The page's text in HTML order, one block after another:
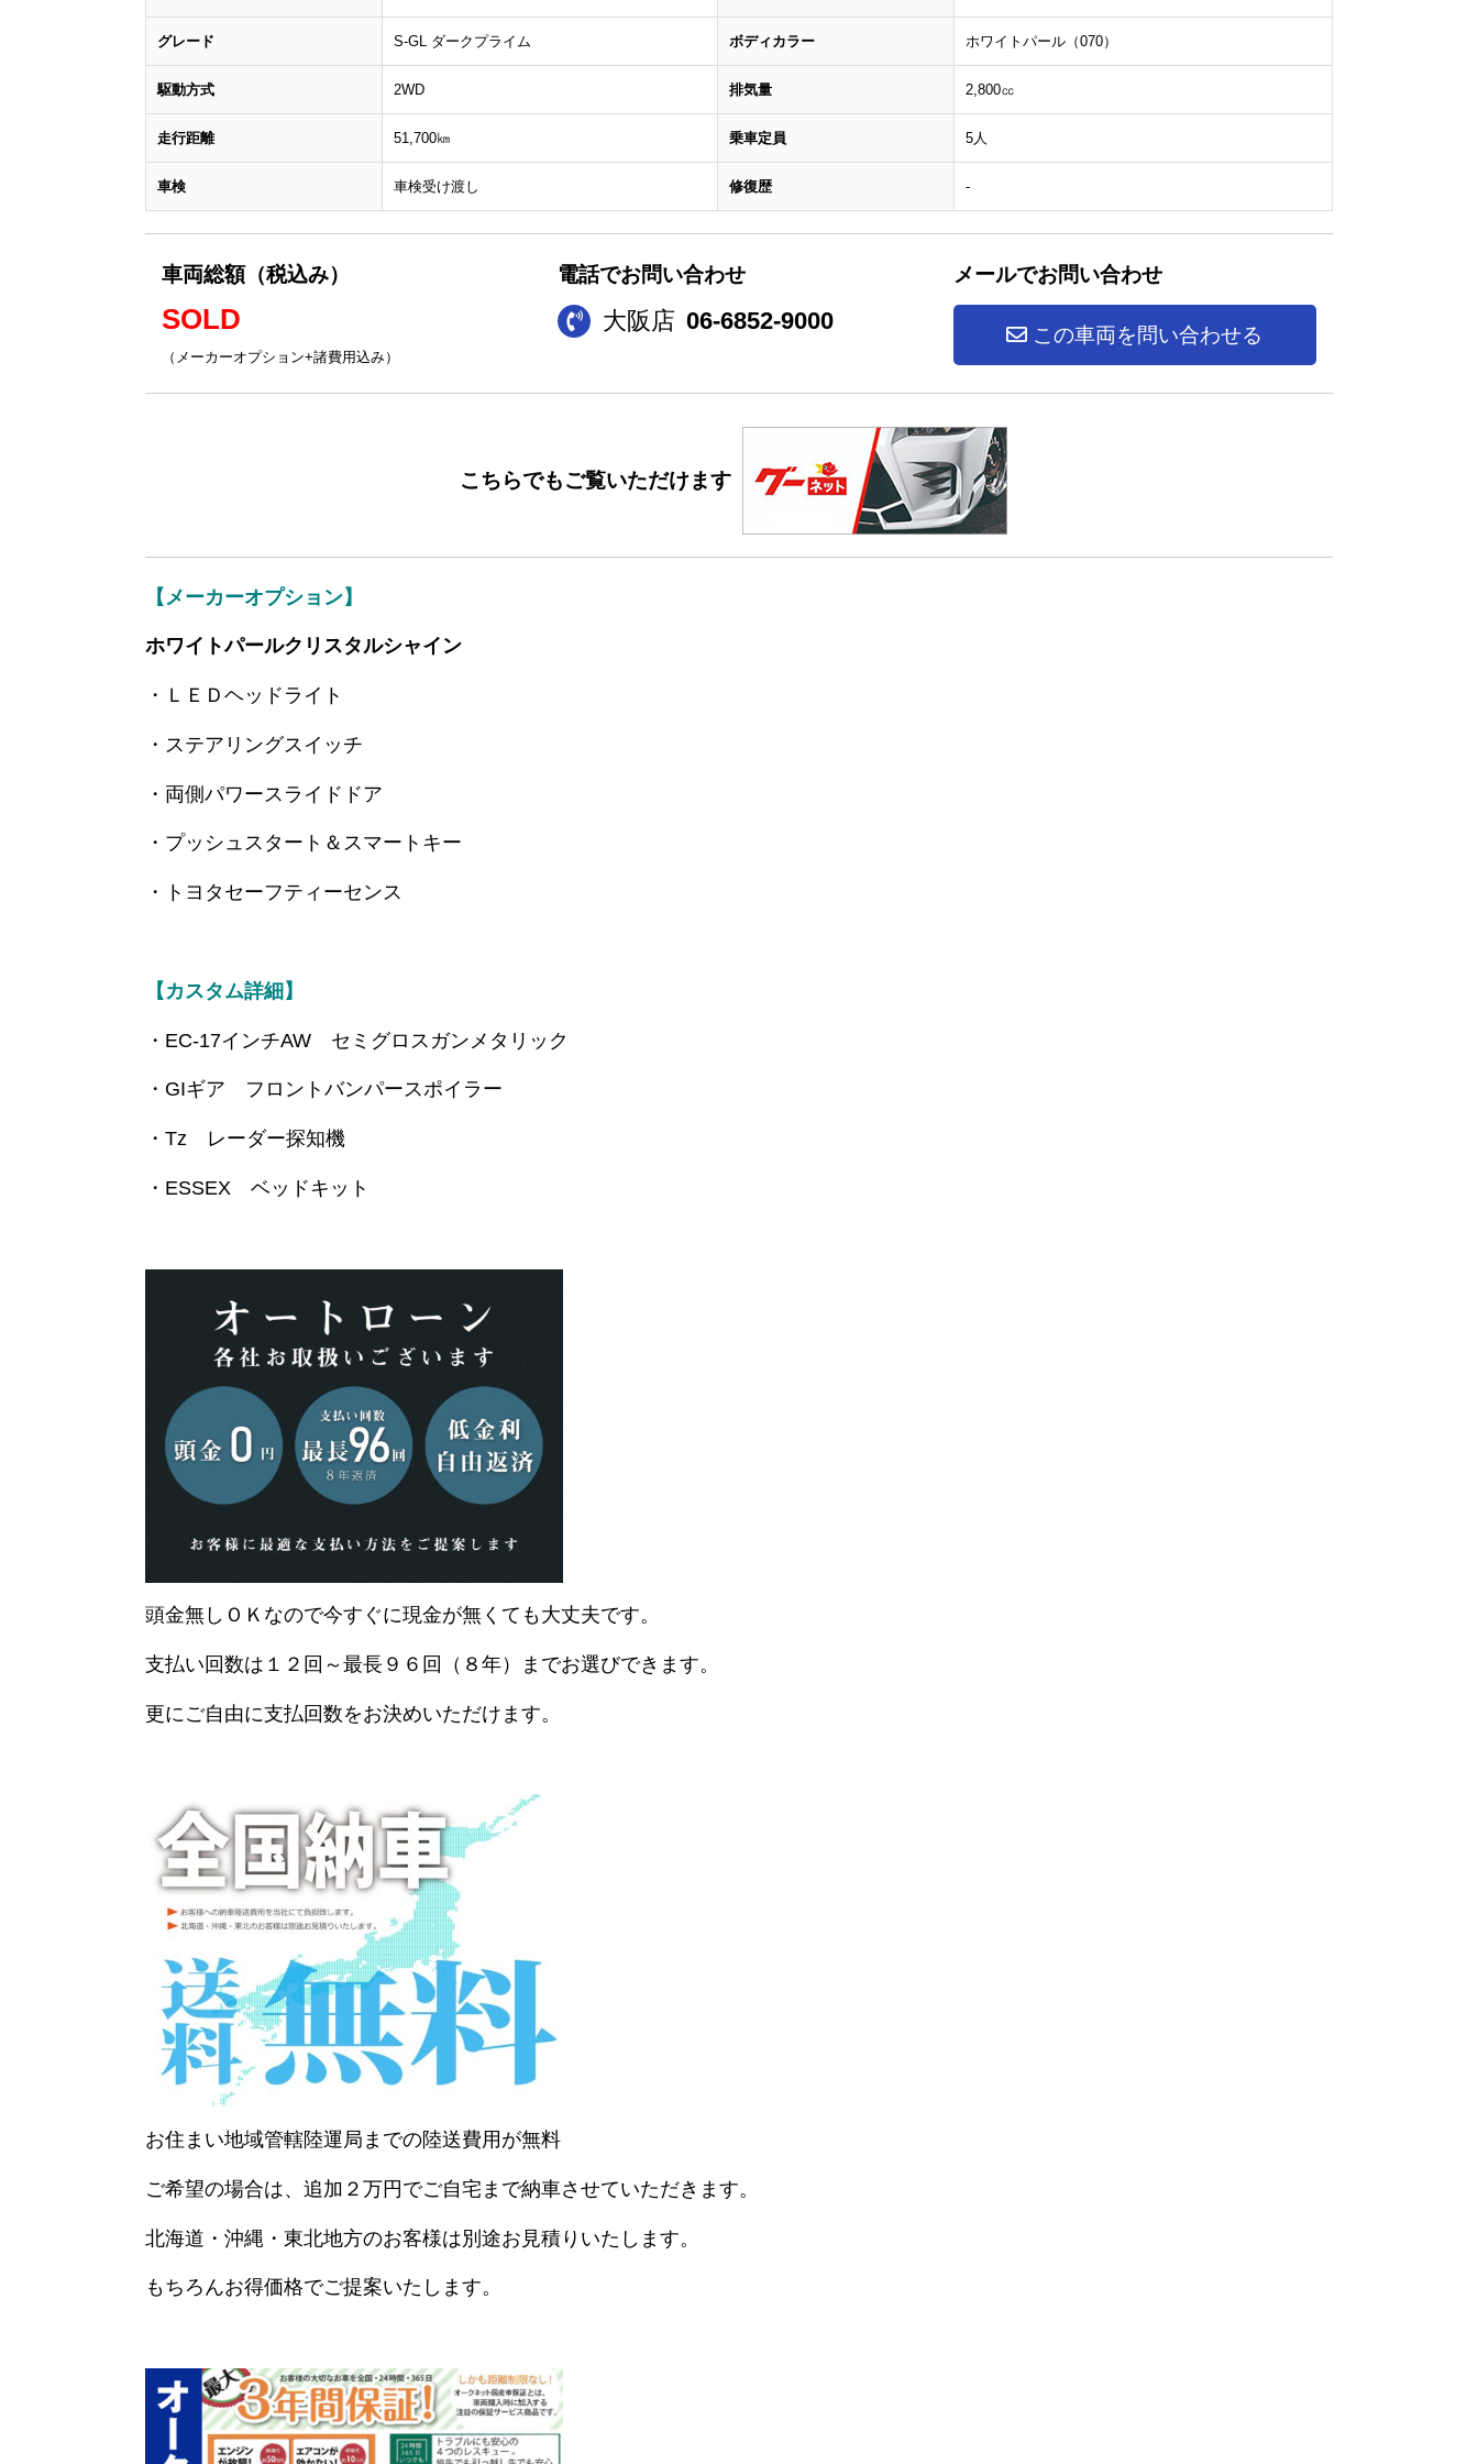
グレード S-GL ダークプライム ボディカラー ホワイトパール（070）
駆動方式 2WD 排気量 2,800㏄
走行距離 51,700㎞ 乗車定員 5人
車検 車検受け渡し 修復歴 -
車両総額（税込み）
SOLD
（メーカーオプション+諸費用込み）
電話でお問い合わせ
大阪店 06-6852-9000
メールでお問い合わせ
この車両を問い合わせる
こちらでもご覧いただけます
【メーカーオプション】
ホワイトパールクリスタルシャイン
・ＬＥＤヘッドライト
・ステアリングスイッチ
・両側パワースライドドア
・プッシュスタート＆スマートキー
・トヨタセーフティーセンス
【カスタム詳細】
・EC-17インチAW セミグロスガンメタリック
・GIギア フロントバンパースポイラー
・Tz レーダー探知機
・ESSEX ベッドキット
頭金無しＯＫなので今すぐに現金が無くても大丈夫です。
支払い回数は１２回～最長９６回（８年）までお選びできます。
更にご自由に支払回数をお決めいただけます。
お住まい地域管轄陸運局までの陸送費用が無料
ご希望の場合は、追加２万円でご自宅まで納車させていただきます。
北海道・沖縄・東北地方のお客様は別途お見積りいたします。
もちろんお得価格でご提案いたします。